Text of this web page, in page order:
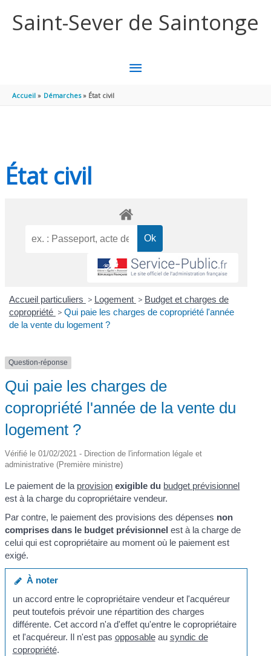
Saint-Sever de Saintonge
MENU
Accueil Démarches État civil
État civil
Accueil particuliers > Logement > Budget et charges de
copropriété > Qui paie les charges de copropriété l'année
de la vente du logement ?
Question-réponse
Qui paie les charges de
copropriété l'année de la vente du
logement ?
Vérifié le 01/02/2021 - Direction de l'information légale et
administrative (Première ministre)
Le paiement de la provision exigible du budget prévisionnel
est à la charge du copropriétaire vendeur.
Par contre, le paiement des provisions des dépenses non
comprises dans le budget prévisionnel est à la charge de
celui qui est copropriétaire au moment où le paiement est
exigé.
À noter
un accord entre le copropriétaire vendeur et l'acquéreur
peut toutefois prévoir une répartition des charges
différente. Cet accord n'a d'effet qu'entre le copropriétaire
et l'acquéreur. Il n'est pas opposableau syndic de
copropriété.